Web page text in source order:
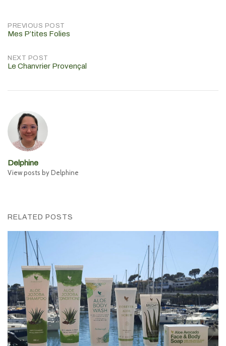
Post
PREVIOUS POST
Mes P’tites Folies
NEXT POST
Le Chanvrier Provençal
Delphine
View posts by Delphine
RELATED POSTS